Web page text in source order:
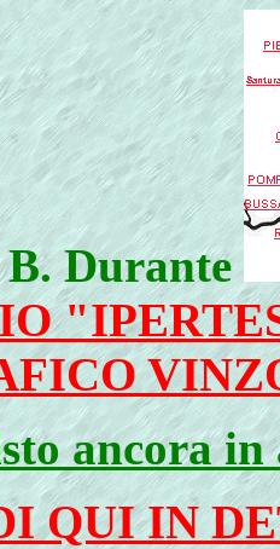
Durante
ancora
QUI IN